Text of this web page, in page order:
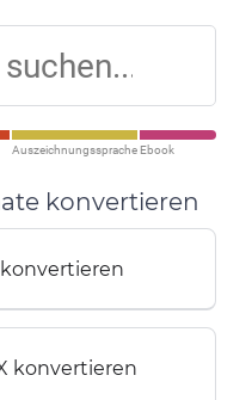
Auszeichnungssprache Ebook
konvertieren
konvertieren
konvertieren